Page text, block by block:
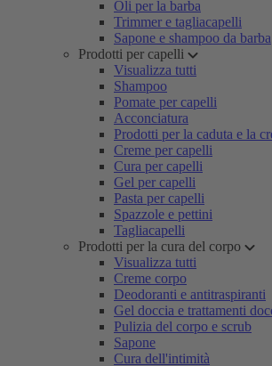
Oli per la barba
Trimmer e tagliacapelli
Sapone e shampoo da barba
Prodotti per capelli
Visualizza tutti
Shampoo
Pomate per capelli
Acconciatura
Prodotti per la caduta e la
Creme per capelli
Cura per capelli
Gel per capelli
Pasta per capelli
Spazzole e pettini
Tagliacapelli
Prodotti per la cura del corpo
Visualizza tutti
Creme corpo
Deodoranti e antitraspiranti
Gel doccia e trattamenti
Pulizia del corpo e scrub
Sapone
Cura dell'intimità